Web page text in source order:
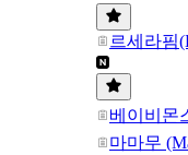
르세라핌
베이비몬
마마무